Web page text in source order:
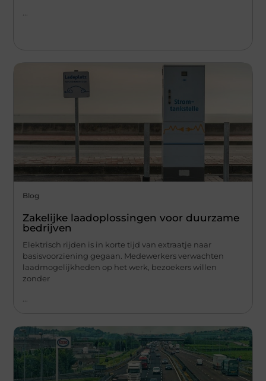
...
Blog
Zakelijke laadoplossingen voor duurzame
bedrijven
Elektrisch rijden is in korte tijd van extraatje naar
basisvoorziening gegaan. Medewerkers verwachten
laadmogelijkheden op het werk, bezoekers willen
zonder